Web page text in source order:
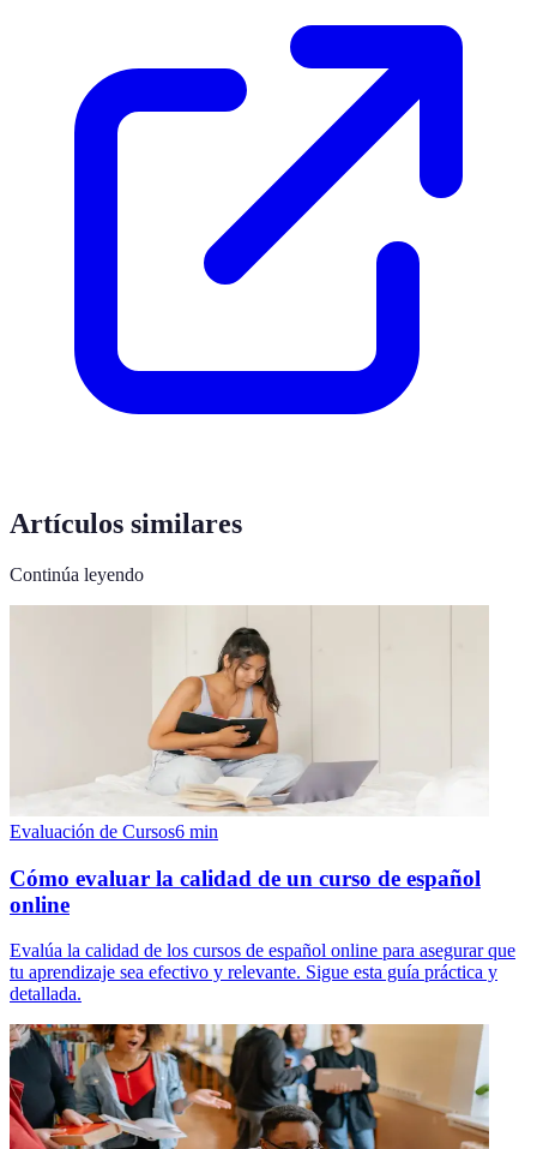
Artículos similares
Continúa leyendo
Evaluación de Cursos6 min
Cómo evaluar la calidad de un curso de español
online
Evalúa la calidad de los cursos de español online para asegurar que
tu aprendizaje sea efectivo y relevante. Sigue esta guía práctica y
detallada.